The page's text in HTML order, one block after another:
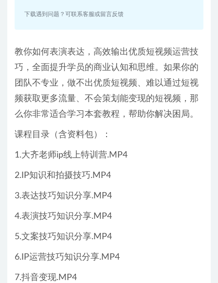
下载遇到问题？可联系客服或留言反馈
教你如何表演表达，高效输出优质短视频运营技
巧，全面提升学员的商业认知和思维。如果你的
团队不专业，做不出优质短视频、难以通过短视
频获取更多流量、不会策划能变现的短视频，那
么你非常适合学习本套教程，帮助你解决困局。
课程目录（含资料包）：
1.大齐老师ip线上特训营.MP4
2.IP知识和拍摄技巧.MP4
3.表达技巧知识分享.MP4
4.表演技巧知识分享.MP4
5.文案技巧知识分享.MP4
6.IP运营技巧知识分享.MP4
7.抖音变现.MP4